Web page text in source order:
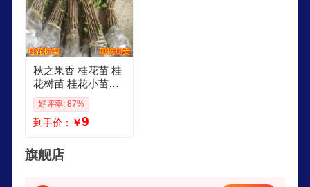
秋之果香 桂花苗 桂
花树苗 桂花小苗盆
栽地栽 日香桂801
米高 不含盆
好评率: 87%
到手价： ￥9
旗舰店